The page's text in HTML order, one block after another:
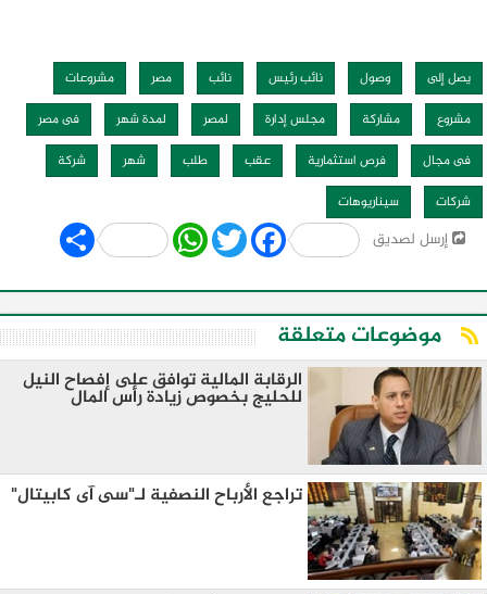
يصل إلى وصول نائب رئيس نائب مصر
مشروعات
مشروع
مشاركة مجلس إدارة لمصر لمدة شهر
فى مصر
فى مجال
فرص استثمارية عقب طلب شهر
شركة
شركات
سيناريوهات
إرسل لصديق Share WhatsApp
Twitter Facebook
موضوعات متعلقة
الرقابة المالية توافق على إفصاح النيل
للحليج بخصوص زيادة رأس المال
تراجع الأرباح النصفية لـ"سى آى كابيتال"